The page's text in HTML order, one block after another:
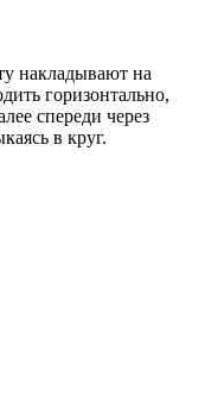
накладывают на
горизонтально,
спереди через
в круг.